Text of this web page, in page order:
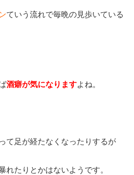
ていう流れで毎晩の見歩いている
酒癖が気になりますよね。
て足が経たなくなったりするが
れたりとかはないようです。